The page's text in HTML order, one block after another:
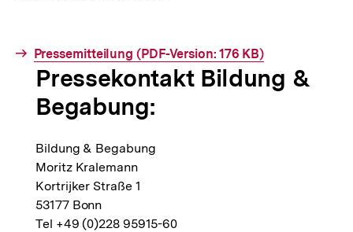
Interner
Link:
Pressemitteilung (PDF-Version: 176 KB)
Pressekontakt Bildung &
Begabung:
Bildung & Begabung
Moritz Kralemann
Kortrijker Straße 1
53177 Bonn
Tel +49 (0)228 95915-60